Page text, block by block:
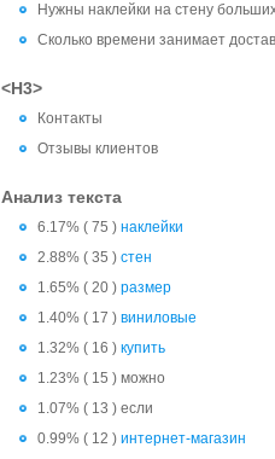
Нужны наклейки на стену
Сколько времени занимает
<H3>
Контакты
Отзывы клиентов
Анализ текста
6.17% ( 75 ) наклейки
2.88% ( 35 ) стен
1.65% ( 20 ) размер
1.40% ( 17 ) виниловые
1.32% ( 16 ) купить
1.23% ( 15 ) можно
1.07% ( 13 ) если
0.99% ( 12 ) интернет-магазин